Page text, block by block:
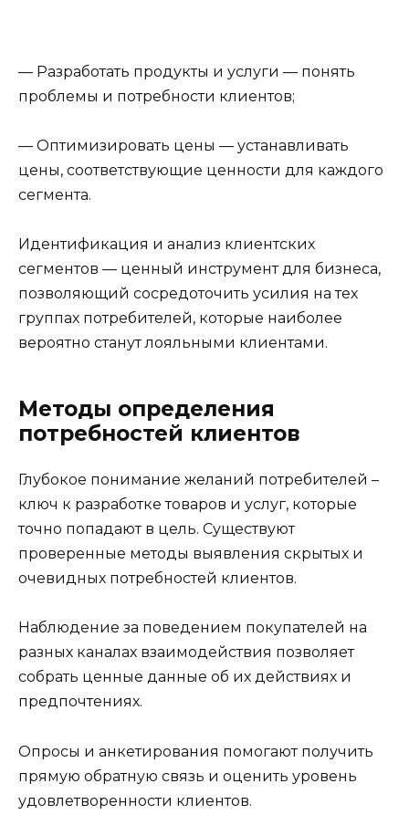
— Разработать продукты и услуги — понять
проблемы и потребности клиентов;
— Оптимизировать цены — устанавливать
цены, соответствующие ценности для каждого
сегмента.
Идентификация и анализ клиентских
сегментов — ценный инструмент для бизнеса,
позволяющий сосредоточить усилия на тех
группах потребителей, которые наиболее
вероятно станут лояльными клиентами.
Методы определения
потребностей клиентов
Глубокое понимание желаний потребителей –
ключ к разработке товаров и услуг, которые
точно попадают в цель. Существуют
проверенные методы выявления скрытых и
очевидных потребностей клиентов.
Наблюдение за поведением покупателей на
разных каналах взаимодействия позволяет
собрать ценные данные об их действиях и
предпочтениях.
Опросы и анкетирования помогают получить
прямую обратную связь и оценить уровень
удовлетворенности клиентов.